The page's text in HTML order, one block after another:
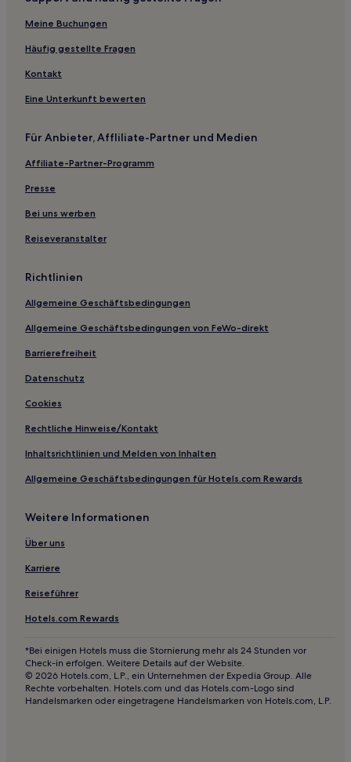
St Peters: Hotels
Croydon: Hotels
Rushcutters Bay: Hotels
Zetland: Hotels
Clovelly: Hotels
Hotels nahe Harbourside
Hotels nahe University of Technology Sydney
City of Sydney: Hotels
Wolli Creek: Hotels
Maroubra South: Hotels
Sydney Hotels
Erskineville: Hotels
Hotels nahe Bahnhof Sydney Petersham
Hotels nahe Manly Scenic Walkway
Hotels nahe The Rocks Markets
Hotels nahe Chinese Garden of Friendship
4-Sterne-Hotels in Wollongong
3-Sterne-Hotels in South Steyne Beach
3-Sterne-Hotels in Sydney-Park
4-Sterne-Hotels in Silver Beach
5-Sterne-Hotels in Parramatta
5-Sterne-Hotels in St. Leonards Park
4-Sterne-Hotels in Surry Hills
Strand nahe Shelly Beach
Luxus nahe Shelly Beach
Familien in Randwick
Meine Buchungen
Häufig gestellte Fragen
Kontakt
Eine Unterkunft bewerten
Für Anbieter, Affliliate-Partner und Medien
Affiliate-Partner-Programm
Presse
Bei uns werben
Reiseveranstalter
Richtlinien
Allgemeine Geschäftsbedingungen
Allgemeine Geschäftsbedingungen von FeWo-direkt
Barrierefreiheit
Datenschutz
Cookies
Rechtliche Hinweise/Kontakt
Inhaltsrichtlinien und Melden von Inhalten
Allgemeine Geschäftsbedingungen für Hotels.com Rewards
Weitere Informationen
Über uns
Karriere
Reiseführer
Hotels.com Rewards
*Bei einigen Hotels muss die Stornierung mehr als 24 Stunden vor
Check-in erfolgen. Weitere Details auf der Website.
© 2026 Hotels.com, L.P., ein Unternehmen der Expedia Group. Alle
Rechte vorbehalten. Hotels.com und das Hotels.com-Logo sind
Handelsmarken oder eingetragene Handelsmarken von Hotels.com, L.P.